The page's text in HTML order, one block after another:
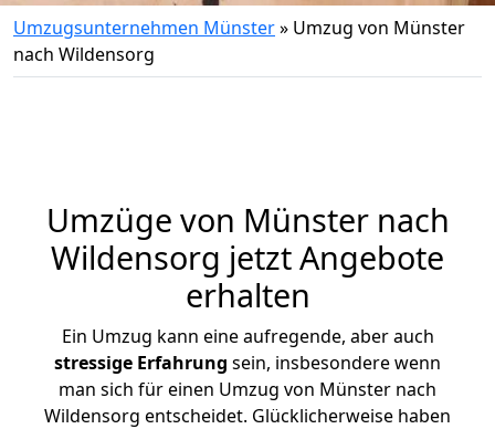
Umzugsunternehmen Münster» Umzug von Münster
nach Wildensorg
Umzüge von Münster nach
Wildensorg jetzt Angebote
erhalten
Ein Umzug kann eine aufregende, aber auch
stressige Erfahrung sein, insbesondere wenn
man sich für einen Umzug von Münster nach
Wildensorg entscheidet. Glücklicherweise haben